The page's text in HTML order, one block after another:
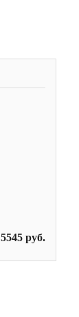
5545 руб.